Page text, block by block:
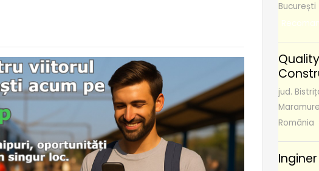
București
jud.
România